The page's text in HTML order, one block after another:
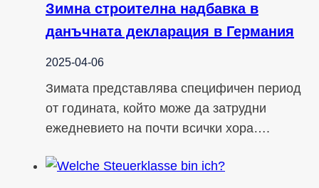
Зимна строителна надбавка в
данъчната декларация в Германия
2025-04-06
Зимата представлява специфичен период
от годината, който може да затрудни
ежедневието на почти всички хора….